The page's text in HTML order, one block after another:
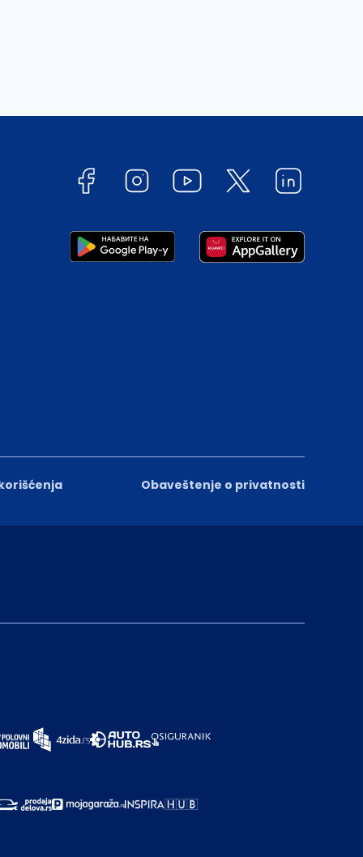
Obaveštenje o privatnosti